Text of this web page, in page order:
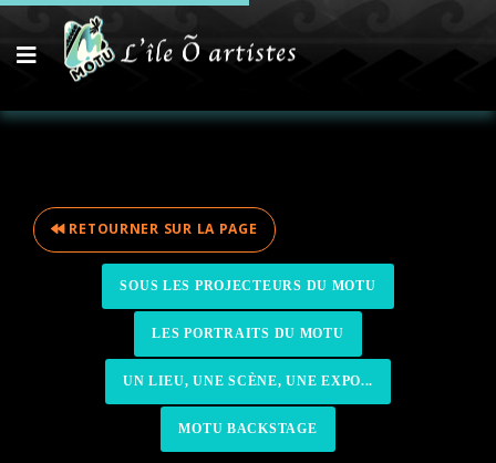
RETOURNER SUR LA PAGE
SOUS LES PROJECTEURS DU MOTU
LES PORTRAITS DU MOTU
UN LIEU, UNE SCÈNE, UNE EXPO...
MOTU BACKSTAGE